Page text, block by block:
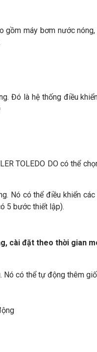
gồm máy bơm nước
Đó là hệ thống điều
TOLEDO DO có thể
Nó có thể điều khiển
5 bước thiết lập).
cài đặt theo thời gian
có thể tự động thêm